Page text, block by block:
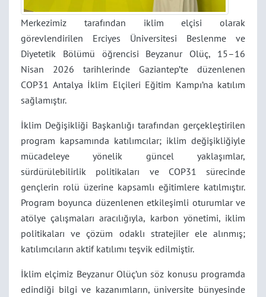
Merkezimiz tarafından iklim elçisi olarak
görevlendirilen Erciyes Üniversitesi Beslenme ve
Diyetetik Bölümü öğrencisi Beyzanur Olüç, 15–16
Nisan 2026 tarihlerinde Gaziantep’te düzenlenen
COP31 Antalya İklim Elçileri Eğitim Kampı’na katılım
sağlamıştır.
İklim Değişikliği Başkanlığı tarafından gerçekleştirilen
program kapsamında katılımcılar; iklim değişikliğiyle
mücadeleye yönelik güncel yaklaşımlar,
sürdürülebilirlik politikaları ve COP31 sürecinde
gençlerin rolü üzerine kapsamlı eğitimlere katılmıştır.
Program boyunca düzenlenen etkileşimli oturumlar ve
atölye çalışmaları aracılığıyla, karbon yönetimi, iklim
politikaları ve çözüm odaklı stratejiler ele alınmış;
katılımcıların aktif katılımı teşvik edilmiştir.
İklim elçimiz Beyzanur Olüç’un söz konusu programda
edindiği bilgi ve kazanımların, üniversite bünyesinde